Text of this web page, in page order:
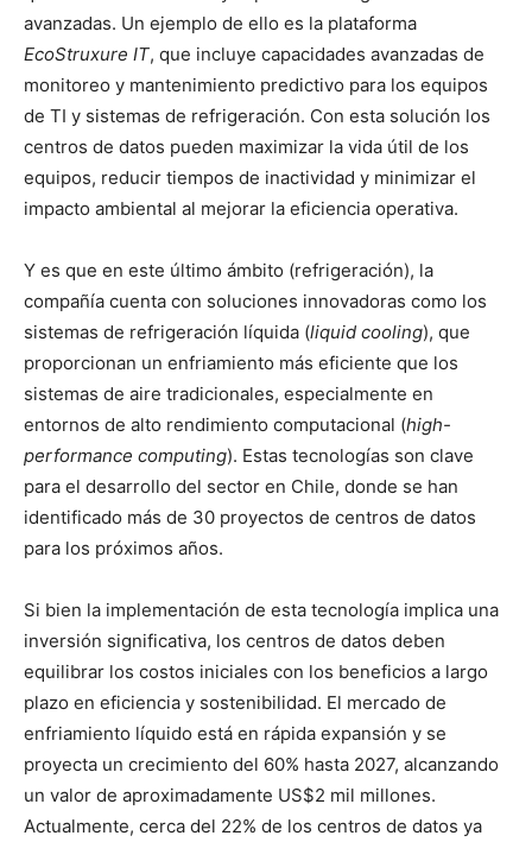
avanzadas. Un ejemplo de ello es la plataforma
EcoStruxure IT, que incluye capacidades avanzadas de
monitoreo y mantenimiento predictivo para los equipos
de TI y sistemas de refrigeración. Con esta solución los
centros de datos pueden maximizar la vida útil de los
equipos, reducir tiempos de inactividad y minimizar el
impacto ambiental al mejorar la eficiencia operativa.
Y es que en este último ámbito (refrigeración), la
compañía cuenta con soluciones innovadoras como los
sistemas de refrigeración líquida (liquid cooling), que
proporcionan un enfriamiento más eficiente que los
sistemas de aire tradicionales, especialmente en
entornos de alto rendimiento computacional (high-
performance computing). Estas tecnologías son clave
para el desarrollo del sector en Chile, donde se han
identificado más de 30 proyectos de centros de datos
para los próximos años.
Si bien la implementación de esta tecnología implica una
inversión significativa, los centros de datos deben
equilibrar los costos iniciales con los beneficios a largo
plazo en eficiencia y sostenibilidad. El mercado de
enfriamiento líquido está en rápida expansión y se
proyecta un crecimiento del 60% hasta 2027, alcanzando
un valor de aproximadamente US$2 mil millones.
Actualmente, cerca del 22% de los centros de datos ya